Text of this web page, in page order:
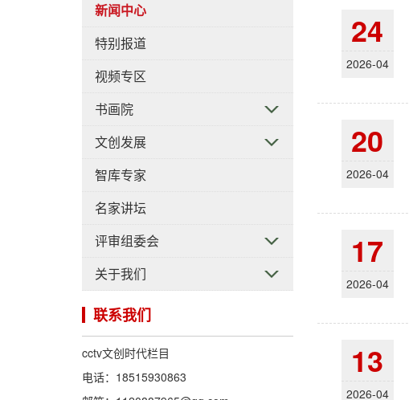
新闻中心
特别报道
视频专区
书画院
文创发展
智库专家
名家讲坛
评审组委会
关于我们
联系我们
cctv文创时代栏目
电话：18515930863
24
2026-04
20
2026-04
17
2026-04
13
2026-04